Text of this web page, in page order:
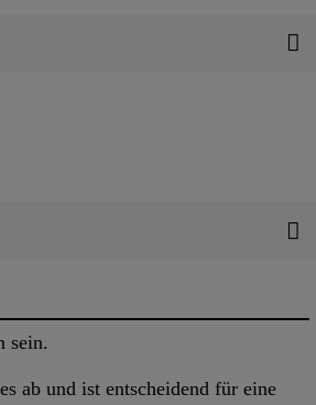
sein.
ab und ist entscheidend für eine